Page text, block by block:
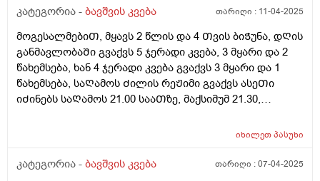
კატეგორია - ბავშვის კვება თარიღი : 11-04-2025
მოგესალმებიᲗ, მყავს 2 წლის და 4 Თვის ბიᲭუნა, დᲦის
განმავლობაᲨი გვაქვს 5 ჯერადი კვება, 3 მყარი და 2
წახემსება, ხან 4 ჯერადი კვება გვაქვს 3 მყარი და 1
წახემსება, საᲦამოს Ძილის რეᲟიმი გვაქვს ასეᲗი
იᲫინებს საᲦამოს 21.00 სააᲗზე, მაქსიმუმ 21.30,
დილიᲗ იᲦვიᲫებს ხან 07.00 ხან 08.00, მაინტერესებს
არის 12 კილო და 900 გრამი, დიდაᲗ არ იმატებს
იხილეთპასუხი
კატეგორია - ბავშვის კვება თარიღი :07-04-2025